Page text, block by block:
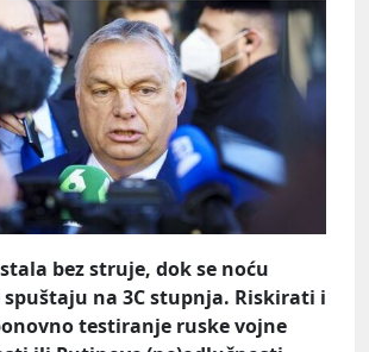
bez struje, dok se noću
na 3C stupnja. Riskirati i
testiranje ruske vojne